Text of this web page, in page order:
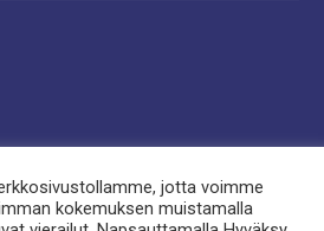
jotta voimme
kokemuksen muistamalla